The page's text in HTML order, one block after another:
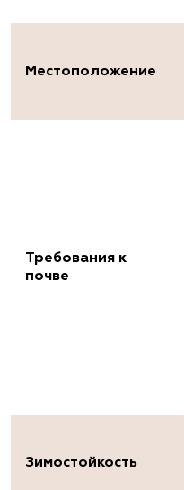
Местоположение
Требования к
почве
Зимостойкость